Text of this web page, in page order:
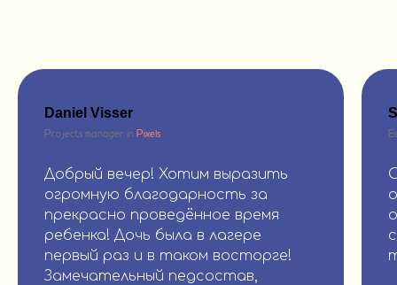
Daniel Visser
Projects manager in Pixels
Добрый вечер! Хотим выразить
огромную благодарность за
прекрасно проведённое время
ребенка! Дочь была в лагере
первый раз и в таком восторге!
Замечательный педсостав,